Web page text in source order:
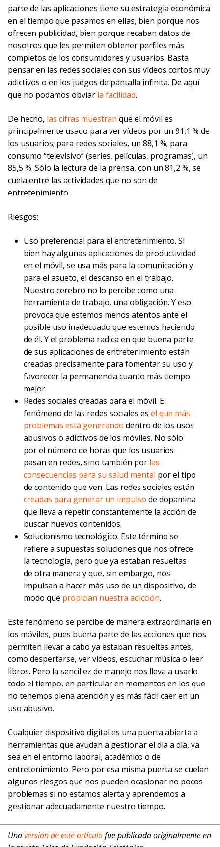
parte de las aplicaciones tiene su estrategia económica
en el tiempo que pasamos en ellas, bien porque nos
ofrecen publicidad, bien porque recaban datos de
nosotros que les permiten obtener perfiles más
completos de los consumidores y usuarios. Basta
pensar en las redes sociales con sus vídeos cortos muy
adictivos o en los juegos de pantalla infinita. De aquí
que no podamos obviar la facilidad.
De hecho, las cifras muestran que el móvil es
principalmente usado para ver vídeos por un 91,1 % de
los usuarios; para redes sociales, un 88,1 %; para
consumo “televisivo” (series, películas, programas), un
85,5 %. Sólo la lectura de la prensa, con un 81,2 %, se
cuela entre las actividades que no son de
entretenimiento.
Riesgos:
Uso preferencial para el entretenimiento. Si
bien hay algunas aplicaciones de productividad
en el móvil, se usa más para la comunicación y
para el asueto, el descanso en el trabajo.
Nuestro cerebro no lo percibe como una
herramienta de trabajo, una obligación. Y eso
provoca que estemos menos atentos ante el
posible uso inadecuado que estemos haciendo
de él. Y el problema radica en que buena parte
de sus aplicaciones de entretenimiento están
creadas precisamente para fomentar su uso y
favorecer la permanencia cuanto más tiempo
mejor.
Redes sociales creadas para el móvil. El
fenómeno de las redes sociales es el que más
problemas está generando dentro de los usos
abusivos o adictivos de los móviles. No sólo
por el número de horas que los usuarios
pasan en redes, sino también por las
consecuencias para su salud mental por el tipo
de contenido que ven. Las redes sociales están
creadas para generar un impulso de dopamina
que lleva a repetir constantemente la acción de
buscar nuevos contenidos.
Solucionismo tecnológico. Este término se
refiere a supuestas soluciones que nos ofrece
la tecnología, pero que ya estaban resueltas
de otra manera y que, sin embargo, nos
impulsan a hacer más uso de un dispositivo, de
modo que propician nuestra adicción.
Este fenómeno se percibe de manera extraordinaria en
los móviles, pues buena parte de las acciones que nos
permiten llevar a cabo ya estaban resueltas antes,
como despertarse, ver vídeos, escuchar música o leer
libros. Pero la sencillez de manejo nos lleva a usarlo
todo el tiempo, en particular en momentos en los que
no tenemos plena atención y es más fácil caer en un
uso abusivo.
Cualquier dispositivo digital es una puerta abierta a
herramientas que ayudan a gestionar el día a día, ya
sea en el entorno laboral, académico o de
entretenimiento. Pero por esa misma puerta se cuelan
algunos riesgos que nos pueden ocasionar no pocos
problemas si no estamos alerta y aprendemos a
gestionar adecuadamente nuestro tiempo.
Unaversión de este artículofue publicada originalmente en